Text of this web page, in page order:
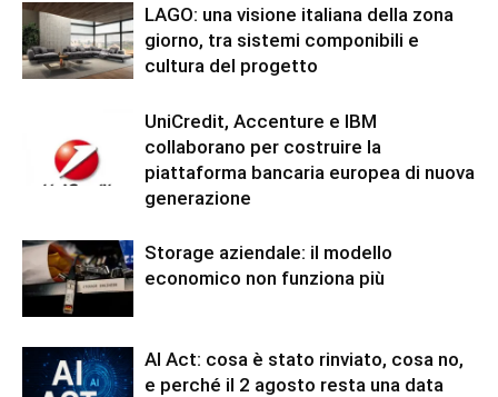
LAGO: una visione italiana della zona
giorno, tra sistemi componibili e
cultura del progetto
UniCredit, Accenture e IBM
collaborano per costruire la
piattaforma bancaria europea di nuova
generazione
Storage aziendale: il modello
economico non funziona più
AI Act: cosa è stato rinviato, cosa no,
e perché il 2 agosto resta una data